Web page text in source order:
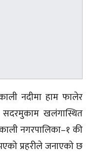
नदीमा हाम फालेर
सदरमुकाम खलंगास्थित
नगरपालिका–१की
प्रहरीले जनाएको छ